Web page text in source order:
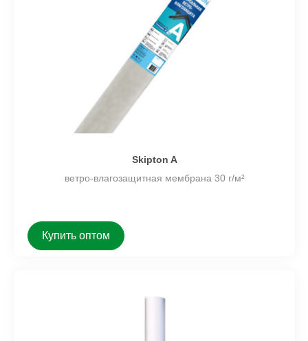
Skipton A
ветро-влагозащитная мембрана 30 г/м²
Купить оптом